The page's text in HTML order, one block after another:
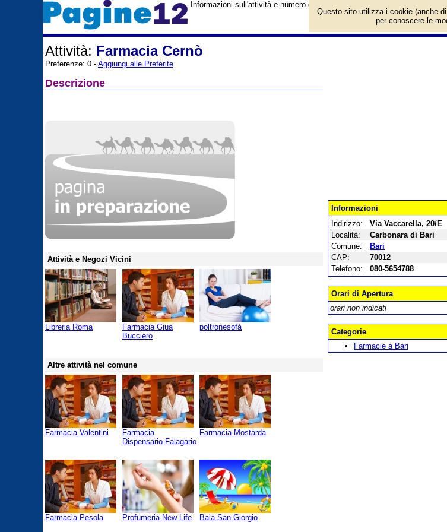
Informazioni sull'attività e numero di telefono di Farmacia Cernò a Bari,
Attività: Farmacia Cernò
Preferenze: 0 - Aggiungi alle Preferite
Descrizione
Attività e Negozi Vicini
Libreria Roma
Farmacia Giua
Bucciero
poltronesofà
Altre attività nel comune
Farmacia Valentini
Farmacia
Dispensario Falagario
Farmacia Mostarda
Farmacia Pesola Profumeria New Life Baia San Giorgio
Informazioni
Indirizzo:
Via Vaccarella, 20/E
Località:
Carbonara di Bari
Comune:
Bari
CAP:
70012
Telefono:
080-5654788
Orari di Apertura
orari non indicati
Categorie
Farmacie a Bari
Questo sito utilizza i cookie (anche
per conoscere le